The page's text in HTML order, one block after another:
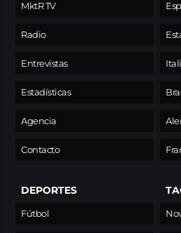
MktR TV
Radio
Entrevistas
Estadísticas
Agencia
Contacto
DEPORTES
Fútbol